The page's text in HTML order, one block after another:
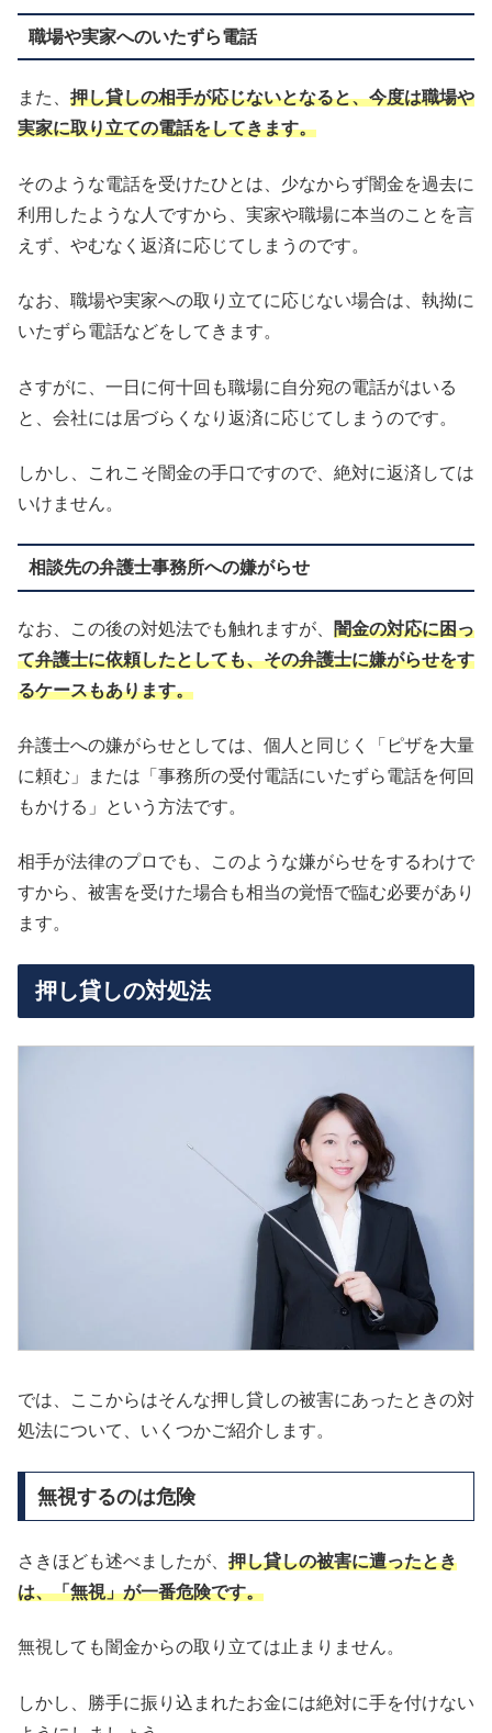
職場や実家へのいたずら電話
また、 押し貸しの相手が応じないとなると、今度は職場や
実家に取り立ての電話をしてきます。
そのような電話を受けたひとは、少なからず闇金を過去に
利用したような人ですから、実家や職場に本当のことを言
えず、やむなく返済に応じてしまうのです。
なお、職場や実家への取り立てに応じない場合は、執拗に
いたずら電話などをしてきます。
さすがに、一日に何十回も職場に自分宛の電話がはいる
と、会社には居づらくなり返済に応じてしまうのです。
しかし、これこそ闇金の手口ですので、絶対に返済しては
いけません。
相談先の弁護士事務所への嫌がらせ
なお、この後の対処法でも触れますが、 闇金の対応に困っ
て弁護士に依頼したとしても、その弁護士に嫌がらせをす
るケースもあります。
弁護士への嫌がらせとしては、個人と同じく「ピザを大量
に頼む」または「事務所の受付電話にいたずら電話を何回
もかける」という方法です。
相手が法律のプロでも、このような嫌がらせをするわけで
すから、被害を受けた場合も相当の覚悟で臨む必要があり
ます。
押し貸しの対処法
では、ここからはそんな押し貸しの被害にあったときの対
処法について、いくつかご紹介します。
無視するのは危険
さきほども述べましたが、 押し貸しの被害に遭ったとき
は、「無視」が一番危険です。
無視しても闇金からの取り立ては止まりません。
しかし、勝手に振り込まれたお金には絶対に手を付けない